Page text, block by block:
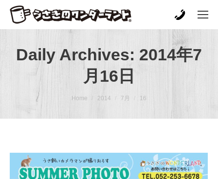
Daily Archives: 2014年7
月16日
You are here: Home 2014 7月 16